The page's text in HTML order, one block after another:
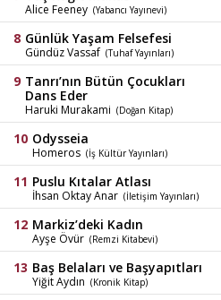
Alice Feeney (Yabancı Yayınevi)
Günlük Yaşam Felsefesi
Gündüz Vassaf (Tuhaf Yayınları)
Tanrı’nın Bütün Çocukları
Dans Eder
Haruki Murakami (Doğan Kitap)
Odysseia
Homeros (İş Kültür Yayınları)
Puslu Kıtalar Atlası
İhsan Oktay Anar (İletişim Yayınları)
Markiz’deki Kadın
Ayşe Övür (Remzi Kitabevi)
Baş Belaları ve Başyapıtları
Yiğit Aydın (Kronik Kitap)